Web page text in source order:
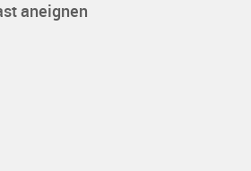
aneignen